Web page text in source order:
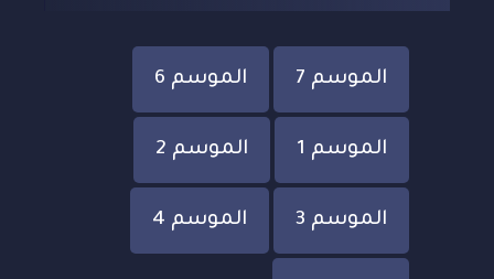
الموسم 7 الموسم 6
الموسم 1 الموسم 2
الموسم 3 الموسم 4